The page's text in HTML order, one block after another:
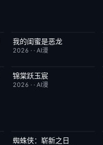
完结
我的闺蜜是恶龙
2026 · · AI漫
完结
锦棠跃玉宸
2026 · · AI漫
TC中字
蜘蛛侠：崭新之日